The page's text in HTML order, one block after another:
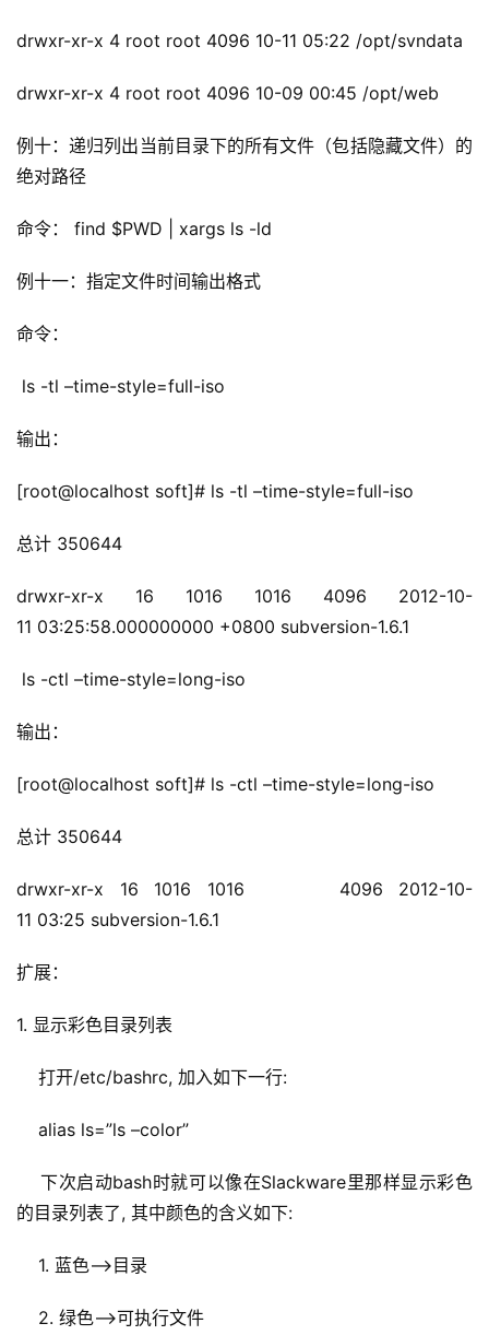
drwxr-xr-x 4 root root 4096 10-11 05:22 /opt/svndata
drwxr-xr-x 4 root root 4096 10-09 00:45 /opt/web
例十：递归列出当前目录下的所有文件（包括隐藏文件）的
绝对路径
命令： find $PWD | xargs ls -ld
例十一：指定文件时间输出格式
命令：
ls -tl –time-style=full-iso
输出：
[root@localhost soft]# ls -tl –time-style=full-iso
总计 350644
drwxr-xr-x 16 1016 1016 4096 2012-10-
11 03:25:58.000000000 +0800 subversion-1.6.1
ls -ctl –time-style=long-iso
输出 ：
[root@localhost soft]# ls -ctl –time-style=long-iso
总计 350644
drwxr-xr-x 16 1016 1016      4096 2012-10-
11 03:25 subversion-1.6.1
扩展：
1. 显示彩色目录列表
打开/etc/bashrc, 加入如下一行:
alias ls=”ls –color”
下次启动bash时就可以像在Slackware里那样显示彩色
的目录列表了, 其中颜色的含义如下:
1. 蓝色–>目录
2. 绿色–>可执行文件